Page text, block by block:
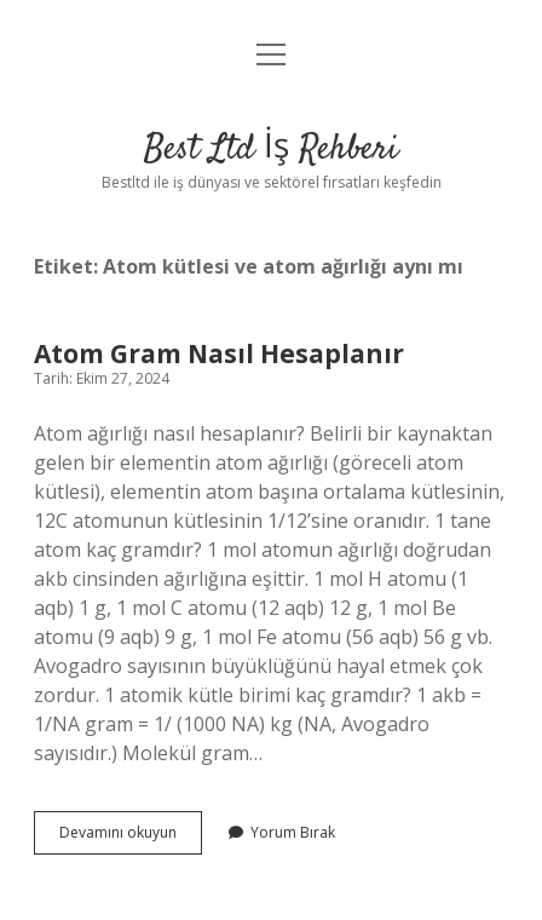
Anasayfa
Yasal Uyarı
menüyü
Best Ltd İş Rehberi
Bestltd ile iş dünyası ve sektörel fırsatları keşfedin
Etiket:Atom kütlesi ve atom ağırlığı aynı mı
Atom Gram Nasıl Hesaplanır
Tarih: Ekim 27, 2024
Atom ağırlığı nasıl hesaplanır? Belirli bir kaynaktan
gelen bir elementin atom ağırlığı (göreceli atom
kütlesi), elementin atom başına ortalama kütlesinin,
12C atomunun kütlesinin 1/12’sine oranıdır. 1 tane
atom kaç gramdır? 1 mol atomun ağırlığı doğrudan
akb cinsinden ağırlığına eşittir. 1 mol H atomu (1
aqb) 1 g, 1 mol C atomu (12 aqb) 12 g, 1 mol Be
atomu (9 aqb) 9 g, 1 mol Fe atomu (56 aqb) 56 g vb.
Avogadro sayısının büyüklüğünü hayal etmek çok
zordur. 1 atomik kütle birimi kaç gramdır? 1 akb =
1/NA gram = 1/ (1000 NA) kg (NA, Avogadro
sayısıdır.) Molekül gram…
Devamını okuyun
Gram
Yorum Bırak